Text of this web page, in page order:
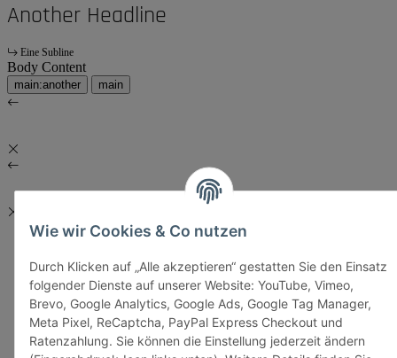
Wie wir Cookies & Co nutzen
Durch Klicken auf „Alle akzeptieren“ gestatten Sie den Einsatz
folgender Dienste auf unserer Website: YouTube, Vimeo,
Brevo, Google Analytics, Google Ads, Google Tag Manager,
Meta Pixel, ReCaptcha, PayPal Express Checkout und
Ratenzahlung. Sie können die Einstellung jederzeit ändern
Another Headline
Eine Subline
Body Content
main:another main